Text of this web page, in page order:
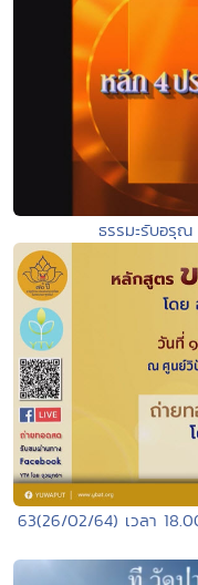
ธรรมะรับอรุ
63(26/02/64) เวลา